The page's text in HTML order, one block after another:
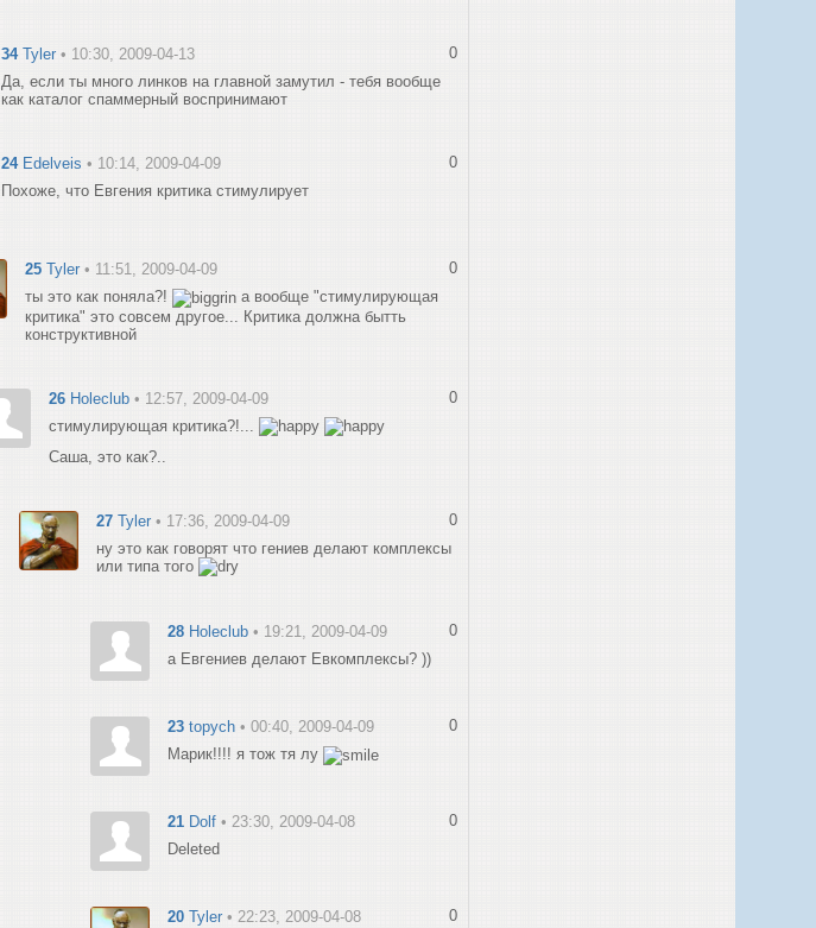
0
34 Tyler • 10:30, 2009-04-13
Да, если ты много линков на главной замутил - тебя вообще
как каталог спаммерный воспринимают
0
24 Edelveis • 10:14, 2009-04-09
Похоже, что Евгения критика стимулирует
0
25 Tyler • 11:51, 2009-04-09
ты это как поняла?!
а вообще "стимулирующая
критика" это совсем другое... Критика должна бытть
конструктивной
0
26 Holeclub • 12:57, 2009-04-09
стимулирующая критика?!...
Саша, это как?..
0
27 Tyler • 17:36, 2009-04-09
ну это как говорят что гениев делают комплексы
или типа того
0
28 Holeclub • 19:21, 2009-04-09
а Евгениев делают Евкомплексы? ))
0
23 topych • 00:40, 2009-04-09
Марик!!!! я тож тя лу
0
21 Dolf • 23:30, 2009-04-08
Deleted
0
20 Tyler • 22:23, 2009-04-08